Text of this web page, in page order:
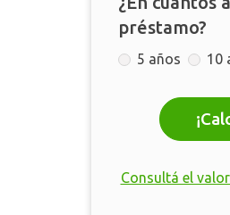
préstamo?
5 años 10
Consultá el